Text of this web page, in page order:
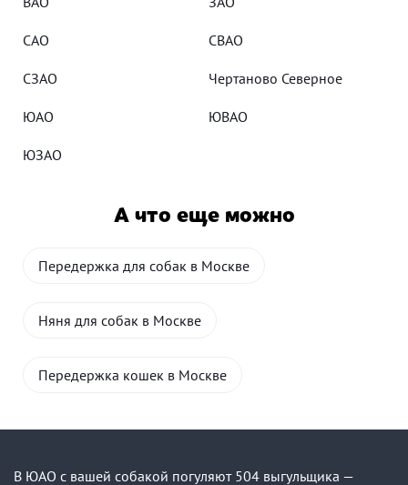
САО СВАО
СЗАО Чертаново Северное
ЮАО ЮВАО
ЮЗАО
А что еще можно
Передержка для собак в Москве
Няня для собак в Москве
Передержка кошек в Москве
В ЮАО с вашей собакой погуляют 504 выгульщика —